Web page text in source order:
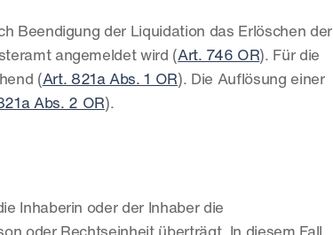
Beendigung der Liquidation das Erlöschen der
angemeldet wird (Art. 746 OR). Für die
(Art. 821a Abs. 1 OR). Die Auflösung einer
Abs. 2 OR).
Inhaberin oder der Inhaber die